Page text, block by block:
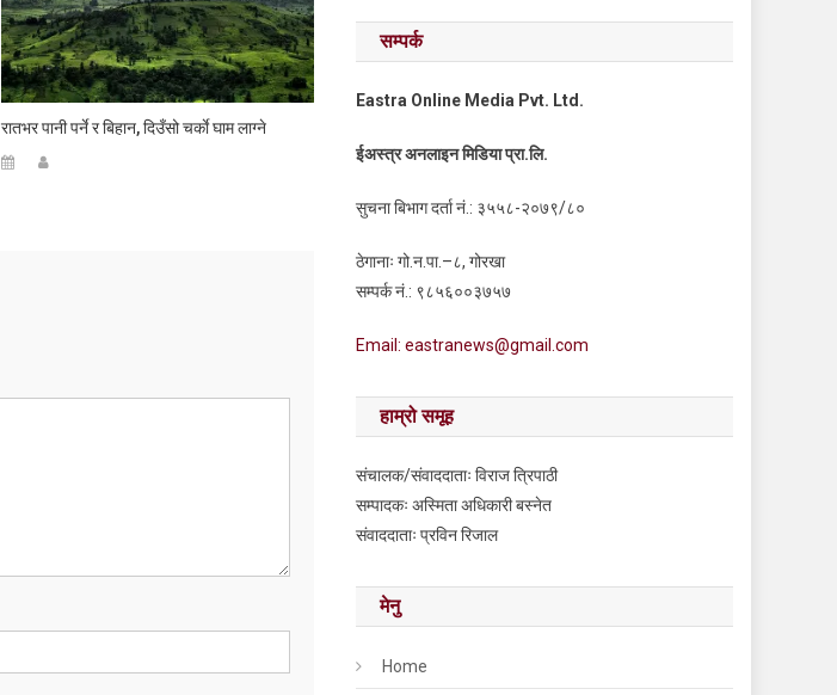
रातभर पानी पर्ने र बिहान, दिउँसो चर्काे घाम लाग्ने
सम्पर्क
Eastra Online Media Pvt. Ltd.
ईअस्त्र अनलाइन मिडिया प्रा.लि.
सुचना बिभाग दर्ता नं.: ३५५८-२०७९/८०
ठेगानाः गो.न.पा.–८, गोरखा
सम्पर्क नं.: ९८५६००३७५७
Email: eastranews@gmail.com
हाम्रो समूह
संचालक/संवाददाताः विराज त्रिपाठी
सम्पादकः अस्मिता अधिकारी बस्नेत
संवाददाताः प्रविन रिजाल
मेनु
Home